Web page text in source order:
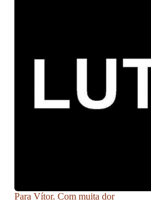
Para Vítor. Com muita dor